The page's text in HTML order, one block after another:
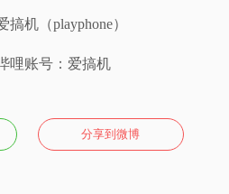
机（playphone）
哩账号：爱搞机
分享到微博